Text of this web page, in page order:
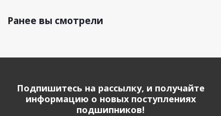
Ранее вы смотрели
Подпишитесь на рассылку, и получайте
информацию о новых поступлениях
подшипников!